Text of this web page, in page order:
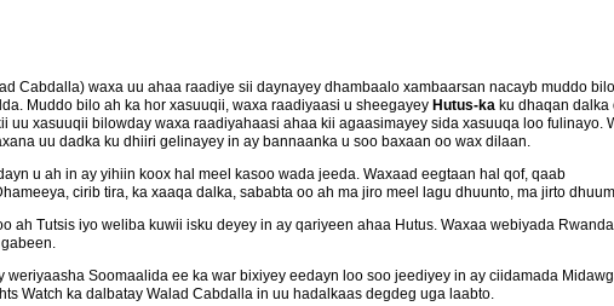
Cabdalla) waxa uu ahaa raadiye sii daynayey dhambaalo xambaarsan nacayb muddo
Muddo bilo ah ka hor xasuuqii, waxa raadiyaasi u sheegayey Hutus-ka ku dhaqan dalka
xasuuqii bilowday waxa raadiyahaasi ahaa kii agaasimayey sida xasuuqa loo fulinayo.
uu dadka ku dhiiri gelinayey in ay bannaanka u soo baxaan oo wax dilaan.
u ah in ay yihiin koox hal meel kasoo wada jeeda. Waxaad eegtaan hal qof, qaab
cirib tira, ka xaaqa dalka, sababta oo ah ma jiro meel lagu dhuunto, ma jirto
ah Tutsis iyo weliba kuwii isku deyey in ay qariyeen ahaa Hutus. Waxaa webiyada
Soomaalida ee ka war bixiyey eedayn loo soo jeediyey in ay ciidamada
Watch ka dalbatay Walad Cabdalla in uu hadalkaas degdeg uga laabto.